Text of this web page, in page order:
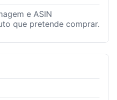
e ASIN
que pretende comprar.